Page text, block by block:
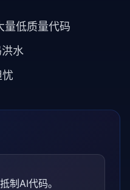
量低质量代码
水
制AI代码。